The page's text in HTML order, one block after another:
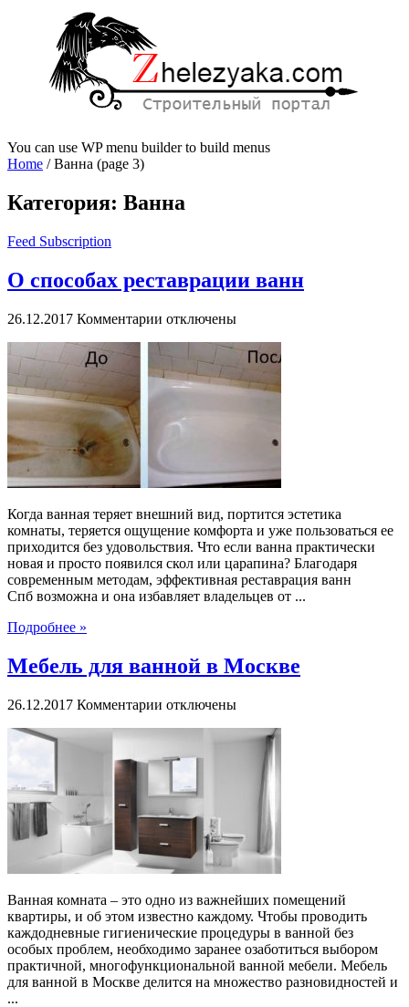
You can use WP menu builder to build menus
Home /Ванна (page 3)
Категория: Ванна
Feed Subscription
О способах реставрации ванн
26.12.2017 Комментарии к
способах
реставрации
отключены
Когда ванная теряет внешний вид, портится эстетика
комнаты, теряется ощущение комфорта и уже пользоваться ее
приходится без удовольствия. Что если ванна практически
новая и просто появился скол или царапина? Благодаря
современным методам, эффективная реставрация ванн
Спб возможна и она избавляет владельцев от ...
Подробнее »
Мебель для ванной в Москве
26.12.2017 Комментарии к
для
ванной
Москве
отключены
Ванная комната – это одно из важнейших помещений
квартиры, и об этом известно каждому. Чтобы проводить
каждодневные гигиенические процедуры в ванной без
особых проблем, необходимо заранее озаботиться выбором
практичной, многофункциональной ванной мебели. Мебель
для ванной в Москве делится на множество разновидностей и
...